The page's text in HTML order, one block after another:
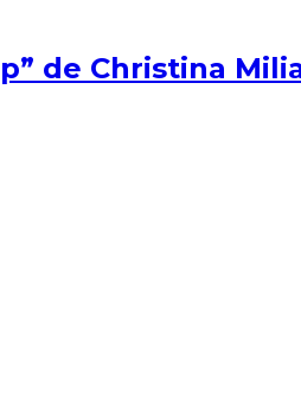
de Christina